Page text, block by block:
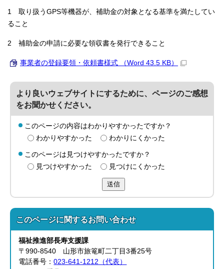
1 取り扱うGPS等機器が、補助金の対象となる基準を満たしてい
ること
2 補助金の申請に必要な領収書を発行できること
事業者の登録要領・依頼書様式 （Word 43.5 KB）
より良いウェブサイトにするために、ページのご感想
をお聞かせください。
このページの内容はわかりやすかったですか？
わかりやすかった
わかりにくかった
このページは見つけやすかったですか？
見つけやすかった
見つけにくかった
送信
このページに関するお問い合わせ
福祉推進部長寿支援課
〒990-8540 山形市旅篭町二丁目3番25号
電話番号：023-641-1212（代表）